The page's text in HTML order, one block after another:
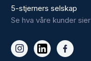
5-stjerners selskap
Se hva våre kunder sier